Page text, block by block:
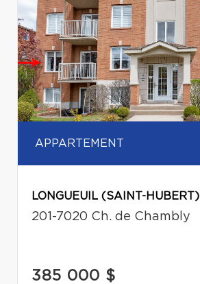
APPARTEMENT
LONGUEUIL (SAINT-HUBERT)
201-7020 Ch. de Chambly
385 000 $